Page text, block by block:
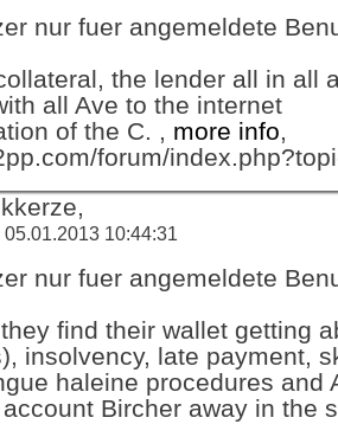
nur fuer angemeldete
the lender all in all
all Ave to the internet
of the C. , more info,
forum/
10:44:31
nur fuer angemeldete
find their wallet getting
insolvency, late payment,
haleine procedures and
Bircher away in the